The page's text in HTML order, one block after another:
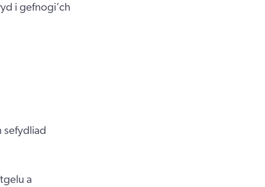
i gefnogi’ch
sefydliad
a